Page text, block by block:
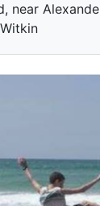
near